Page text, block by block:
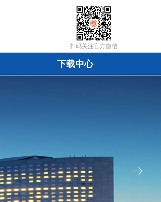
扫码关注官方微信
下载中心
ꁹ